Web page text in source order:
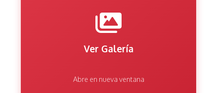
Ver Galería
Abre en nueva ventana